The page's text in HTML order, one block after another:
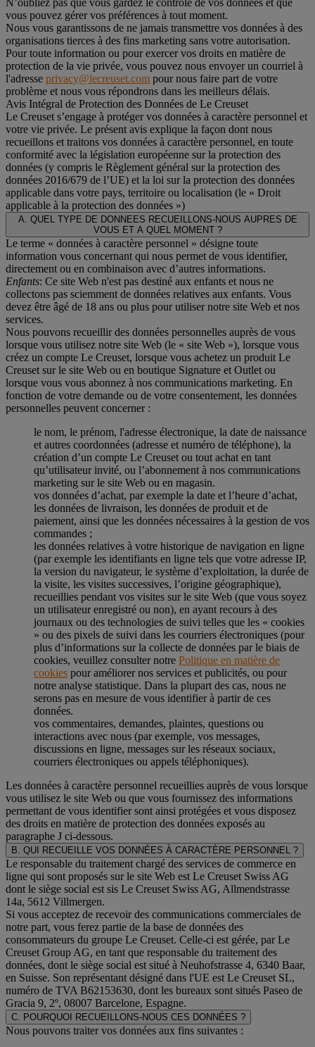
vous pouvez gérer vos préférences à tout moment.
Nous vous garantissons de ne jamais transmettre vos données à des
organisations tierces à des fins marketing sans votre autorisation.
Pour toute information ou pour exercer vos droits en matière de
protection de la vie privée, vous pouvez nous envoyer un courriel à
l'adresse privacy@lecreuset.com pour nous faire part de votre
problème et nous vous répondrons dans les meilleurs délais.
Avis Intégral de Protection des Données de Le Creuset
Le Creuset s’engage à protéger vos données à caractère personnel et
votre vie privée. Le présent avis explique la façon dont nous
recueillons et traitons vos données à caractère personnel, en toute
conformité avec la législation européenne sur la protection des
données (y compris le Règlement général sur la protection des
données 2016/679 de l’UE) et la loi sur la protection des données
applicable dans votre pays, territoire ou localisation (le « Droit
applicable à la protection des données »)
A. QUEL TYPE DE DONNEES RECUEILLONS-NOUS AUPRES DE
VOUS ET A QUEL MOMENT ?
Le terme « données à caractère personnel » désigne toute
information vous concernant qui nous permet de vous identifier,
directement ou en combinaison avec d’autres informations.
Enfants: Ce site Web n'est pas destiné aux enfants et nous ne
collectons pas sciemment de données relatives aux enfants. Vous
devez être âgé de 18 ans ou plus pour utiliser notre site Web et nos
services.
Nous pouvons recueillir des données personnelles auprès de vous
lorsque vous utilisez notre site Web (le « site Web »), lorsque vous
créez un compte Le Creuset, lorsque vous achetez un produit Le
Creuset sur le site Web ou en boutique Signature et Outlet ou
lorsque vous vous abonnez à nos communications marketing. En
fonction de votre demande ou de votre consentement, les données
personnelles peuvent concerner :
le nom, le prénom, l'adresse électronique, la date de naissance
et autres coordonnées (adresse et numéro de téléphone), la
création d’un compte Le Creuset ou tout achat en tant
qu’utilisateur invité, ou l’abonnement à nos communications
marketing sur le site Web ou en magasin.
vos données d’achat, par exemple la date et l’heure d’achat,
les données de livraison, les données de produit et de
paiement, ainsi que les données nécessaires à la gestion de vos
commandes ;
les données relatives à votre historique de navigation en ligne
(par exemple les identifiants en ligne tels que votre adresse IP,
la version du navigateur, le système d’exploitation, la durée de
la visite, les visites successives, l’origine géographique),
recueillies pendant vos visites sur le site Web (que vous soyez
un utilisateur enregistré ou non), en ayant recours à des
journaux ou des technologies de suivi telles que les « cookies
» ou des pixels de suivi dans les courriers électroniques (pour
plus d’informations sur la collecte de données par le biais de
cookies, veuillez consulter notre Politique en matière de
cookies pour améliorer nos services et publicités, ou pour
notre analyse statistique. Dans la plupart des cas, nous ne
serons pas en mesure de vous identifier à partir de ces
données.
vos commentaires, demandes, plaintes, questions ou
interactions avec nous (par exemple, vos messages,
discussions en ligne, messages sur les réseaux sociaux,
courriers électroniques ou appels téléphoniques).
Les données à caractère personnel recueillies auprès de vous lorsque
vous utilisez le site Web ou que vous fournissez des informations
permettant de vous identifier sont ainsi protégées et vous disposez
des droits en matière de protection des données exposés au
paragraphe J ci-dessous.
B. QUI RECUEILLE VOS DONNÉES À CARACTÈRE PERSONNEL ?
Le responsable du traitement chargé des services de commerce en
ligne qui sont proposés sur le site Web est Le Creuset Swiss AG
dont le siège social est sis Le Creuset Swiss AG, Allmendstrasse
14a, 5612 Villmergen.
Si vous acceptez de recevoir des communications commerciales de
notre part, vous ferez partie de la base de données des
consommateurs du groupe Le Creuset. Celle-ci est gérée, par Le
Creuset Group AG, en tant que responsable du traitement des
données, dont le siège social est situé à Neuhofstrasse 4, 6340 Baar,
en Suisse. Son représentant désigné dans l'UE est Le Creuset SL,
numéro de TVA B62153630, dont les bureaux sont situés Paseo de
Gracia 9, 2º, 08007 Barcelone, Espagne.
C. POURQUOI RECUEILLONS-NOUS CES DONNÉES ?
Nous pouvons traiter vos données aux fins suivantes :